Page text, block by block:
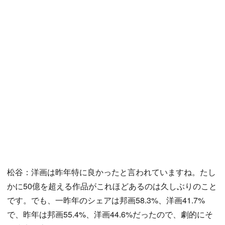
松谷：洋画は昨年特に良かったと言われていますね。たし
かに50億を超える作品がこれほどあるのは久しぶりのこと
です。でも、一昨年のシェアは邦画58.3%、洋画41.7%
で、昨年は邦画55.4%、洋画44.6%だったので、劇的にそ